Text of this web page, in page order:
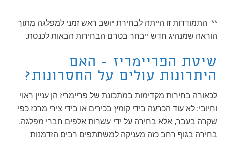
** התמודדות זו הייתה לבחירת יושב ראש זמני למפלגה מתוך
הוראה שמנהיג חדש ייבחר בטרם הבחירות הבאות לכנסת.
שיטת הפריימריז - האם
היתרונות עולים על החסרונות?
לכאורה בחירות מקדימות במתכונת של פריימריז הן עניין ראוי
וחיובי: לא עוד הכרעה בידי קומץ בכירים או בידי צירי מרכז כפי
שקרה בעבר, אלא בחירה על ידי עשרות אלפים חברי מפלגה.
בחירה בגוף רחב כזה מעניקה למשתתפים רבים הזדמנות